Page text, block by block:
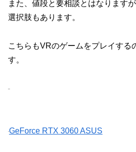
また、値段と要相談とはなりますが
選択肢もあります。
こちらもVRのゲームをプレイする
す。
GeForce RTX 3060 ASUS